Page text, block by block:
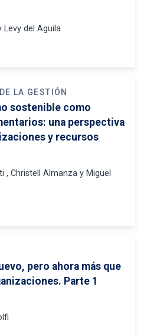
Levy del Aguila
LA GESTIÓN
sostenible como
una perspectiva
y recursos
, Christell Almanza y Miguel
pero ahora más que
Parte 1